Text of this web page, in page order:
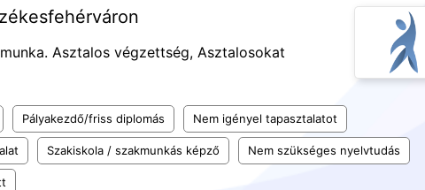
Asztalos végzettség, Asztalosokat
Pályakezdő/friss diplomás Nem igényel tapasztalatot
Szakiskola / szakmunkás képző Nem szükséges nyelvtudás